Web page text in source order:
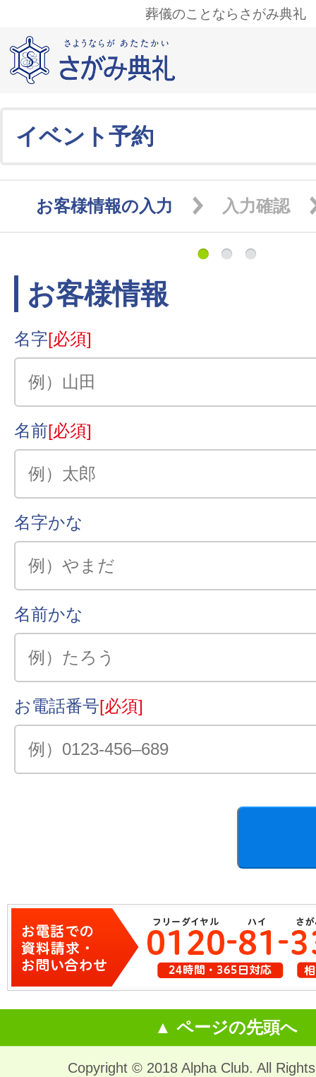
葬儀のことならさがみ典礼
イベント予約
お客様情報の入力 入力確認
お客様情報
名字[必須]
名前[必須]
名字かな
名前かな
お電話番号[必須]
▲ ページの先頭へ
Copyright © 2018 Alpha Club. All